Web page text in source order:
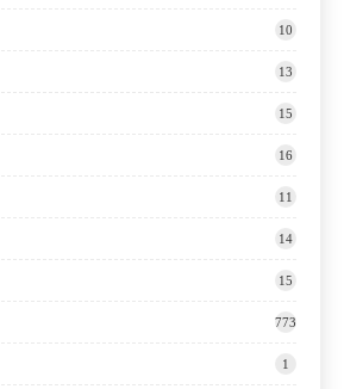
10
13
15
16
11
14
15
773
1